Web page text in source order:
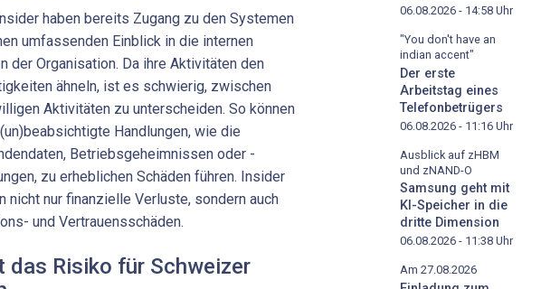
haben bereits Zugang zu den Systemen
umfassenden Einblick in die internen
der Organisation. Da ihre Aktivitäten den
ähneln, ist es schwierig, zwischen
Aktivitäten zu unterscheiden. So können
Handlungen, wie die
Betriebsgeheimnissen oder
zu erheblichen Schäden führen. Insider
nicht nur finanzielle Verluste, sondern auch
und Vertrauensschäden.
das Risiko für Schweizer
06.08.2026 - 14:58 Uhr
"You don't have an
indian accent"
Der erste
Arbeitstag eines
Telefonbetrügers
06.08.2026 - 11:16 Uhr
Ausblick auf zHBM
und zNAND-O
Samsung geht mit
KI-Speicher in die
dritte Dimension
06.08.2026 - 11:38 Uhr
Am 27.08.2026